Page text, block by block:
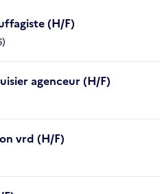
(H/F)
agenceur (H/F)
vrd (H/F)